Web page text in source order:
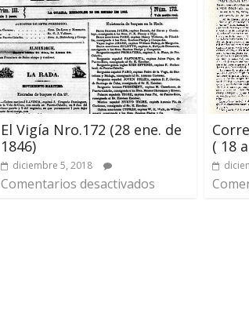
El Vigía Nro.172 (28 ene. de
1846)
diciembre 5, 2018
Comentarios desactivados
( 18